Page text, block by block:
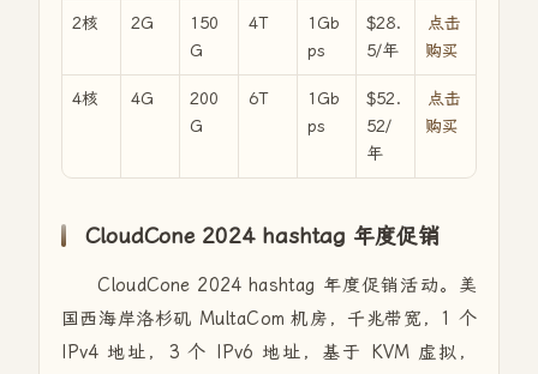
2核 2G
150
G
4T
1Gb
ps
$28.
5/年
点击
购买
4核 4G
200
G
6T
1Gb
ps
$52.
52/
年
点击
购买
CloudCone 2024 hashtag 年度促销
CloudCone 2024 hashtag 年度促销活动。美
国西海岸洛杉矶 MultaCom 机房，千兆带宽，1 个
IPv4 地址，3 个 IPv6 地址，基于 KVM 虚拟，